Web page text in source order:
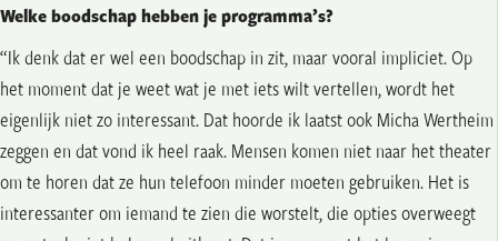
Welke boodschap hebben je programma’s?
“Ik denk dat er wel een boodschap in zit, maar vooral impliciet. Op
het moment dat je weet wat je met iets wilt vertellen, wordt het
eigenlijk niet zo interessant. Dat hoorde ik laatst ook Micha Wertheim
zeggen en dat vond ik heel raak. Mensen komen niet naar het theater
om te horen dat ze hun telefoon minder moeten gebruiken. Het is
interessanter om iemand te zien die worstelt, die opties overweegt